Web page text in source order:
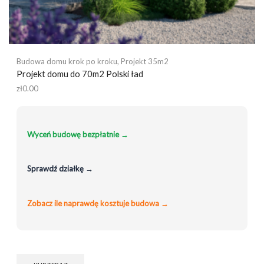
Budowa domu krok po kroku, Projekt 35m2
Projekt domu do 70m2 Polski ład
zł0.00
Wyceń budowę bezpłatnie →
Sprawdź działkę →
Zobacz ile naprawdę kosztuje budowa →